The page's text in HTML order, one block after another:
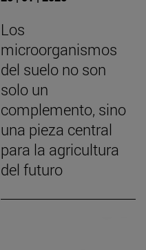
Los
microorganismos
del suelo no son
solo un
complemento, sino
una pieza central
para la agricultura
del futuro